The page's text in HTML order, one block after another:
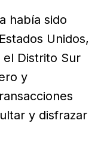
había sido
Unidos,
Distrito Sur
y
y disfrazar